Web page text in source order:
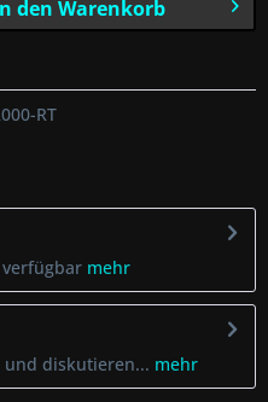
den Warenkorb
RT
mehr
und diskutieren... mehr